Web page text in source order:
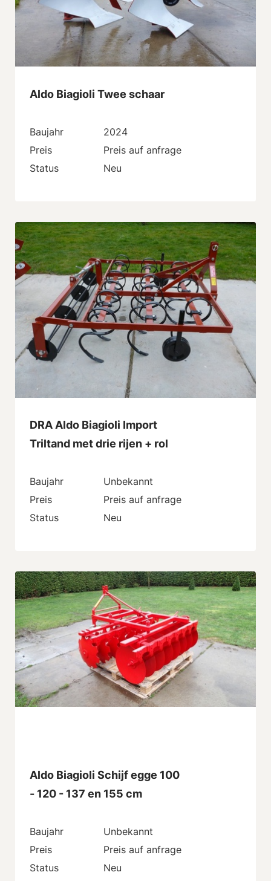
Aldo Biagioli Twee schaar
Baujahr
2024
Preis
Preis auf anfrage
Status
Neu
DRA Aldo Biagioli Import
Triltand met drie rijen + rol
Baujahr
Unbekannt
Preis
Preis auf anfrage
Status
Neu
Aldo Biagioli Schijf egge 100
- 120 - 137 en 155 cm
Baujahr
Unbekannt
Preis
Preis auf anfrage
Status
Neu